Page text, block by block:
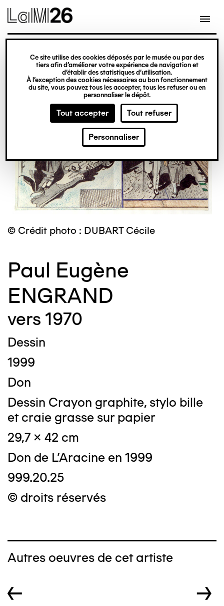
Gestion des cookies
Ce site utilise des cookies déposés par le musée ou par des
tiers afin d’améliorer votre expérience de navigation et
d’établir des statistiques d’utilisation.
À l’exception des cookies nécessaires au bon fonctionnement
du site, vous pouvez tous les accepter, tous les refuser ou en
personnaliser le dépôt.
Tout accepter Tout refuser
Personnaliser
contenu
© Crédit photo : DUBART Cécile
Paul Eugène
ENGRAND
vers 1970
Dessin
1999
Don
Dessin Crayon graphite, stylo bille
et craie grasse sur papier
29,7 x 42 cm
Don de L'Aracine en 1999
999.20.25
© droits réservés
Autres oeuvres de cet artiste
← →